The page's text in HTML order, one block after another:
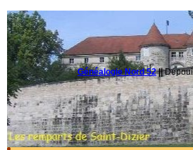
Généalogie Nord 52||